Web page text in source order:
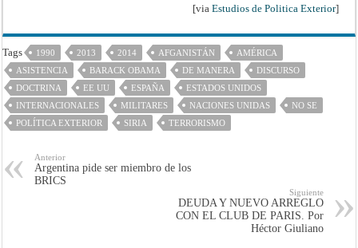
[via Estudios de Politica Exterior]
Tags 1990 2013 2014 AFGANISTÁN
AMÉRICA
ASISTENCIA
BARACK OBAMA DE MANERA
DISCURSO
DOCTRINA
EE UU ESPAÑA
ESTADOS UNIDOS
INTERNACIONALES
MILITARES NACIONES UNIDAS
NO SE
POLÍTICA EXTERIOR
SIRIA TERRORISMO
Anterior
Argentina pide ser miembro de los
BRICS
Siguiente
DEUDA Y NUEVO ARREGLO
CON EL CLUB DE PARIS. Por
Héctor Giuliano